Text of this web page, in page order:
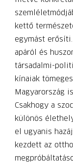
kettő
egymást
apáról és
társadalmi-
kínaiak
Magyarország
Csakhogy a
különös
el ugyanis
kezdett az